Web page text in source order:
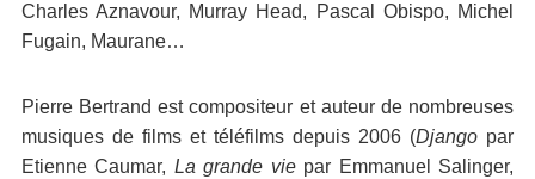
Charles Aznavour, Murray Head, Pascal Obispo, Michel
Fugain, Maurane…
Pierre Bertrand est compositeur et auteur de nombreuses
musiques de films et téléfilms depuis 2006 (Django par
Etienne Caumar, La grande viepar Emmanuel Salinger,